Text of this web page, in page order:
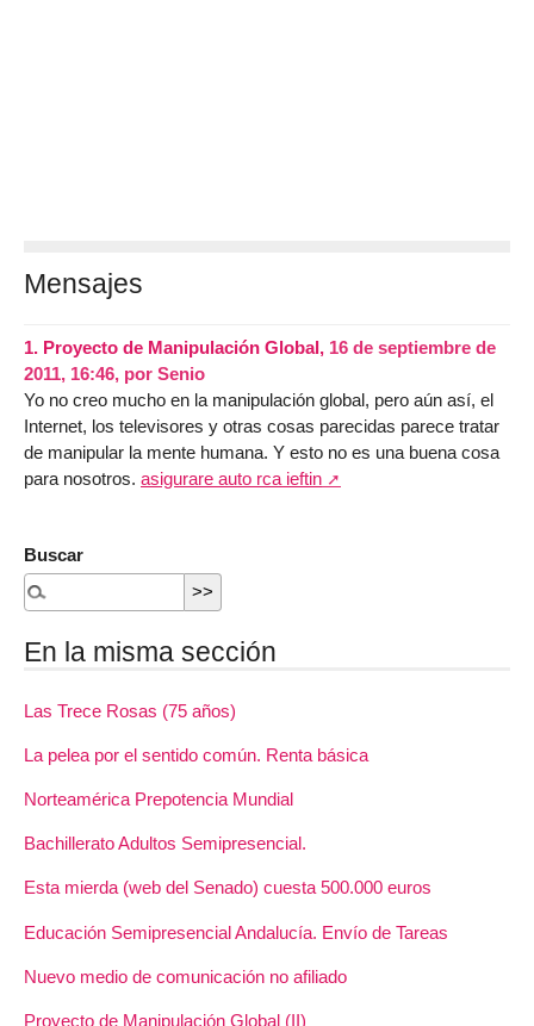
Mensajes
1. Proyecto de Manipulación Global, 16 de septiembre de
2011, 16:46, por Senio
Yo no creo mucho en la manipulación global, pero aún así, el
Internet, los televisores y otras cosas parecidas parece tratar
de manipular la mente humana. Y esto no es una buena cosa
para nosotros. asigurare auto rca ieftin
Buscar
En la misma sección
Las Trece Rosas (75 años)
La pelea por el sentido común. Renta básica
Norteamérica Prepotencia Mundial
Bachillerato Adultos Semipresencial.
Esta mierda (web del Senado) cuesta 500.000 euros
Educación Semipresencial Andalucía. Envío de Tareas
Nuevo medio de comunicación no afiliado
Proyecto de Manipulación Global (II)